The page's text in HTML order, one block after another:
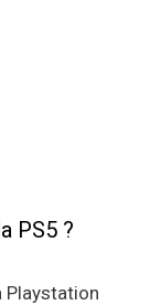
PS5 ?
Playstation